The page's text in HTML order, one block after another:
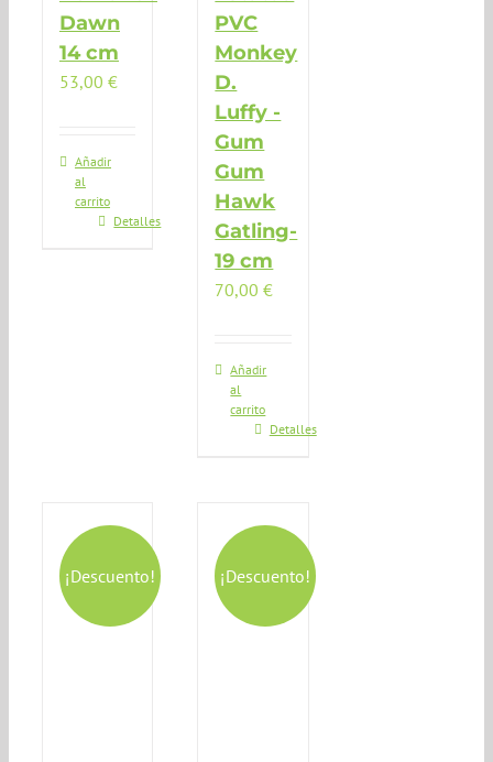
Dawn
14 cm
53,00 €
Añadir
al
carrito
Detalles
PVC
Monkey
D.
Luffy -
Gum
Gum
Hawk
Gatling-
19 cm
70,00€
Añadir
al
carrito
Detalles
¡Descuento! ¡Descuento!